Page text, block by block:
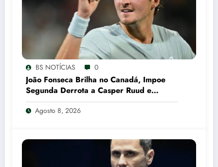
BS NOTÍCIAS 0
João Fonseca Brilha no Canadá, Impoe
Segunda Derrota a Casper Ruud e
Garante Vaga nas Oitavas em Montreal
CNN Brasil
Agosto 8, 2026